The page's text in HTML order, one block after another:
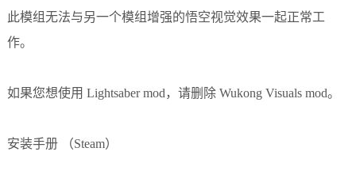
此模组无法与另一个模组增强的悟空视觉效果一起正常工
作。
如果您想使用 Lightsaber mod， 请删除 Wukong Visuals mod。
安装手册 （Steam）